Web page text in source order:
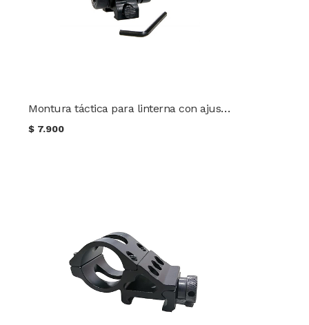
Montura táctica para linterna con ajuste de posición
$ 7.900